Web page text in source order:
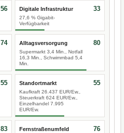
56 Digitale Infrastruktur
27,6 % Gigabit-
Verfügbarkeit
33
74 Alltagsversorgung
Supermarkt 3,4 Min., Notfall
16,3 Min., Schwimmbad 5,4
Min.
80
55 Standortmarkt
Kaufkraft 26.437 EUR/Ew.,
Steuerkraft 624 EUR/Ew.,
Einzelhandel 7.995
EUR/Ew.
55
83 Fernstraßenumfeld 76